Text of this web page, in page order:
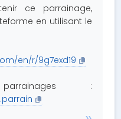
ce parrainage,
en utilisant le
en/r/9g7exd19
: